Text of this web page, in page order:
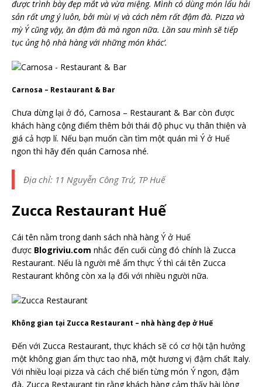
được trình bày đẹp mắt và vừa miệng. Mình có dùng món lẩu hải
sản rất ưng ý luôn, bởi mùi vị và cách nêm rất đậm đà. Pizza và
mỳ Ý cũng vậy, ăn đậm đà mà ngon nữa. Lần sau mình sẽ tiếp
tục ủng hộ nhà hàng với những món khác’.
Carnosa – Restaurant & Bar
Chưa dừng lại ở đó, Carnosa – Restaurant & Bar còn được
khách hàng cộng điểm thêm bởi thái độ phục vụ thân thiện và
giá cả hợp lí. Nếu bạn muốn cần tìm một quán mì Ý ở Huế
ngon thì hãy đến quán Carnosa nhé.
Địa chỉ: 11 Nguyễn Công Trứ, TP Huế
Zucca Restaurant Huế
Cái tên nằm trong danh sách nhà hàng Ý ở Huế
được Blogriviu.com nhắc đến cuối cùng đó chính là Zucca
Restaurant. Nếu là người mê ẩm thực Ý thì cái tên Zucca
Restaurant không còn xa lạ đối với nhiều người nữa.
Không gian tại Zucca Restaurant – nhà hàng đẹp ở Huế
Đến với Zucca Restaurant, thực khách sẽ có cơ hội tận hưởng
một không gian ẩm thực tao nhã, một hương vị đậm chất Italy.
Với nhiều loại pizza và cách chế biến từng món Ý ngon, đậm
đà, Zucca Restaurant tin rằng khách hàng cảm thấy hài lòng